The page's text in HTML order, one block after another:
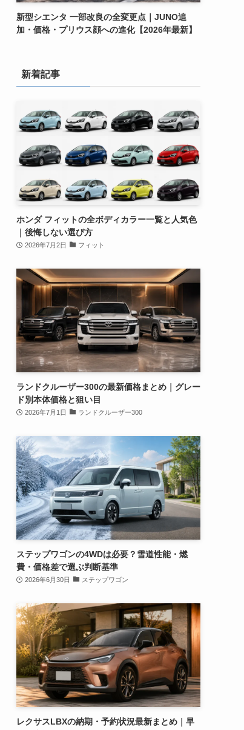
新型シエンタ 一部改良の全変更点｜JUNO追
加・価格・プリウス顔への進化【2026年最新】
新着記事
ホンダ フィットの全ボディカラー一覧と人気色
｜後悔しない選び方
2026年7月2日 フィット
ランドクルーザー300の最新価格まとめ｜グレー
ド別本体価格と狙い目
2026年7月1日 ランドクルーザー300
ステップワゴンの4WDは必要？雪道性能・燃
費・価格差で選ぶ判断基準
2026年6月30日 ステップワゴン
レクサスLBXの納期・予約状況最新まとめ｜早